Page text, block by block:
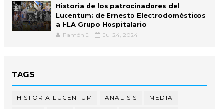
Historia de los patrocinadores del
Lucentum: de Ernesto Electrodomésticos
a HLA Grupo Hospitalario
Ramón J. Jul 24, 2024
TAGS
HISTORIA LUCENTUM ANALISIS MEDIA